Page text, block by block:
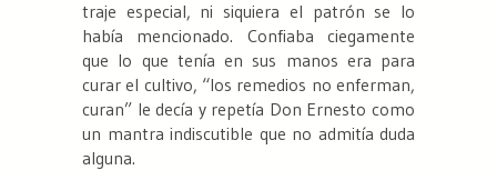
traje especial, ni siquiera el patrón se lo
había mencionado. Confiaba ciegamente
que lo que tenía en sus manos era para
curar el cultivo, “los remedios no enferman,
curan” le decía y repetía Don Ernesto como
un mantra indiscutible que no admitía duda
alguna.